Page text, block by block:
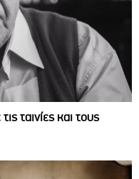
ταινίες και τους